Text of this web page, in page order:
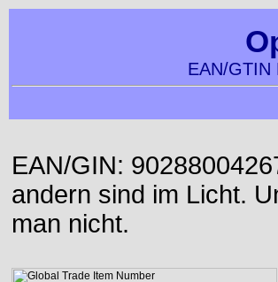
EAN/GTIN
EAN/GIN:
andern sind im Licht.
man nicht.